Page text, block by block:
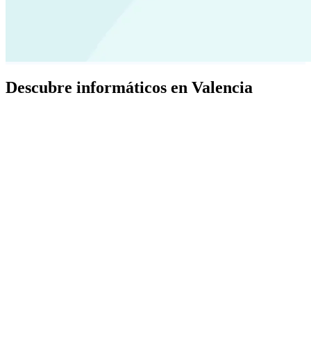
Descubre informáticos en Valencia